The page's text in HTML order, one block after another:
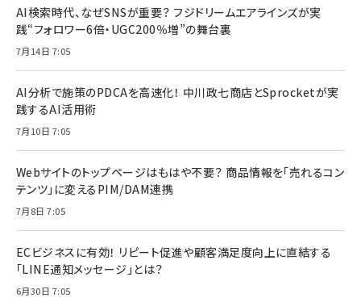
AI検索時代、なぜSNSが重要？ フジドリームエアラインズが実
践“フォロワー6倍・UGC200％増”の舞台裏
7月14日 7:05
AI分析で施策のPDCAを高速化！ 中川政七商店とSprocketが実
践するAI活用術
7月10日 7:05
Webサイトのトップページはもはや不要？ 商品情報を「売れるコン
テンツ」に変えるPIM/DAM連携
7月8日 7:05
ECビジネスに有効！ リピート促進や顧客満足度向上に直結する
「LINE通知メッセージ」とは？
6月30日 7:05